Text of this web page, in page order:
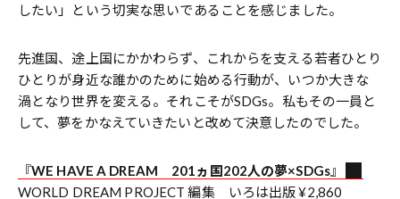
したい」という切実な思いであることを感じました。
先進国、途上国にかかわらず、これからを支える若者ひとり
ひとりが身近な誰かのために始める行動が、いつか大きな
渦となり世界を変える。それこそがSDGs。私もその一員と
して、夢をかなえていきたいと改めて決意したのでした。
『WE HAVE A DREAM 201ヵ国202人の夢×SDGs』
WORLD DREAM PROJECT 編集 いろは出版 ¥2,860